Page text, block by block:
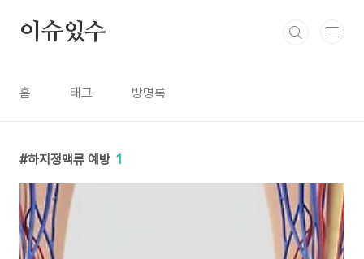
이슈있수
홈 태그 방명록
하지정맥류 예방 1